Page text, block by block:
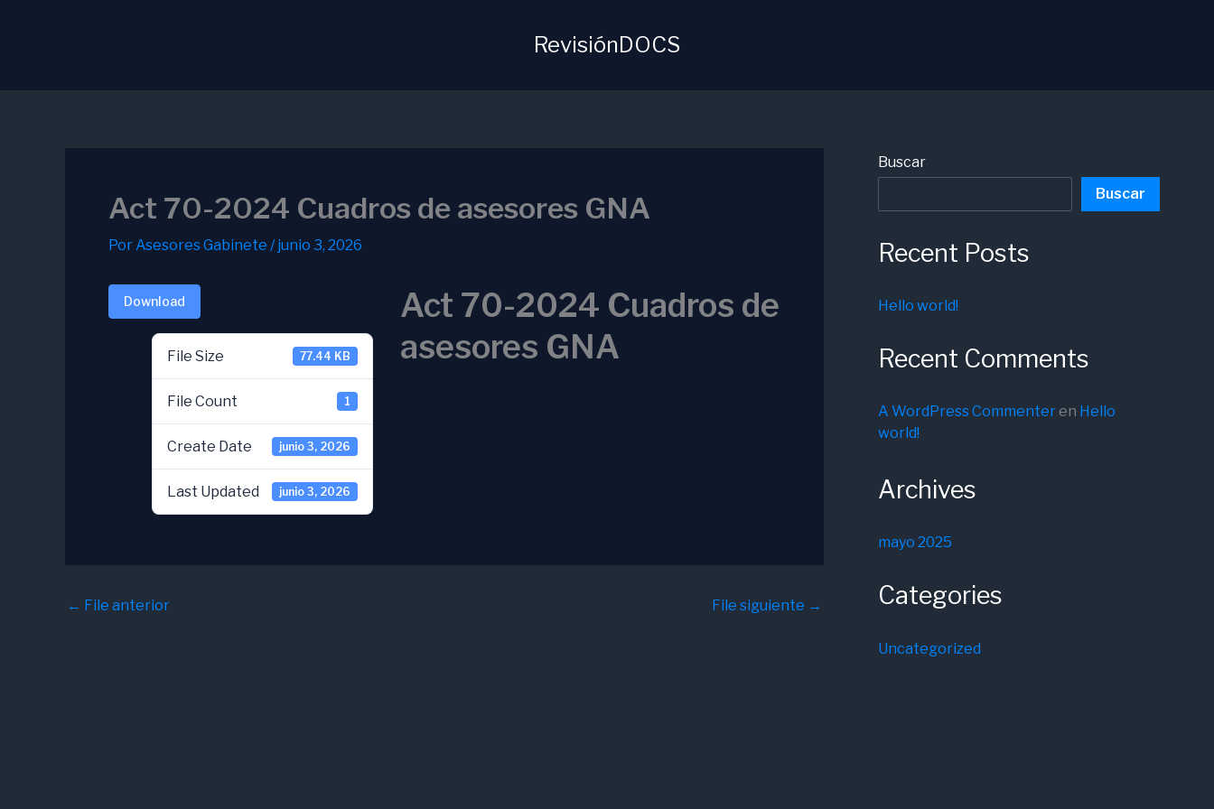
RevisiónDOCS
Act 70-2024 Cuadros de asesores GNA
PorAsesores Gabinete /junio 3, 2026
Download
File Size 77.44 KB
File Count 1
Create Date junio 3, 2026
Last Updated junio 3, 2026
Act 70-2024 Cuadros de
asesores GNA
← File anterior File siguiente →
Buscar
Buscar
Recent Posts
Hello world!
Recent Comments
A WordPress Commenteren Hello
world!
Archives
mayo 2025
Categories
Uncategorized